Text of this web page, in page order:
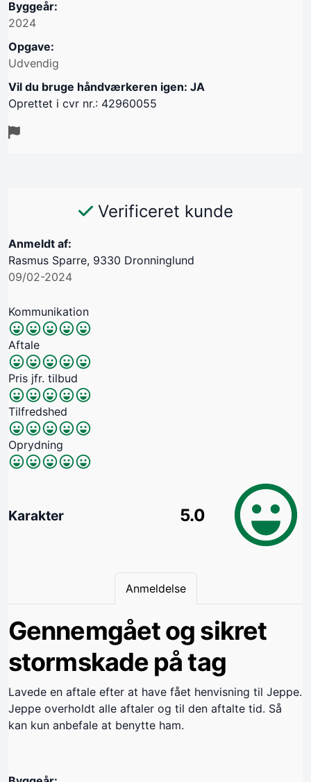
Byggeår:
2024
Opgave:
Udvendig
Vil du bruge håndværkeren igen: JA
Oprettet i cvr nr.: 42960055
Verificeret kunde
Anmeldt af:
Rasmus Sparre, 9330 Dronninglund
09/02-2024
Kommunikation
Aftale
Pris jfr. tilbud
Tilfredshed
Oprydning
Karakter 5.0
Anmeldelse
Gennemgået og sikret
stormskade på tag
Lavede en aftale efter at have fået henvisning til Jeppe.
Jeppe overholdt alle aftaler og til den aftalte tid. Så
kan kun anbefale at benytte ham.